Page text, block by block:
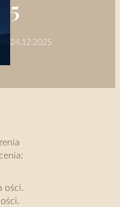
5
24.12.2025
ości.